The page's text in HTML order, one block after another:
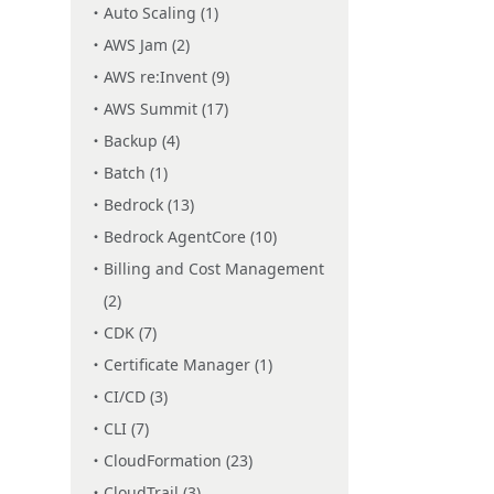
Auto Scaling (1)
AWS Jam (2)
AWS re:Invent (9)
AWS Summit (17)
Backup (4)
Batch (1)
Bedrock (13)
Bedrock AgentCore (10)
Billing and Cost Management
(2)
CDK (7)
Certificate Manager (1)
CI/CD (3)
CLI (7)
CloudFormation (23)